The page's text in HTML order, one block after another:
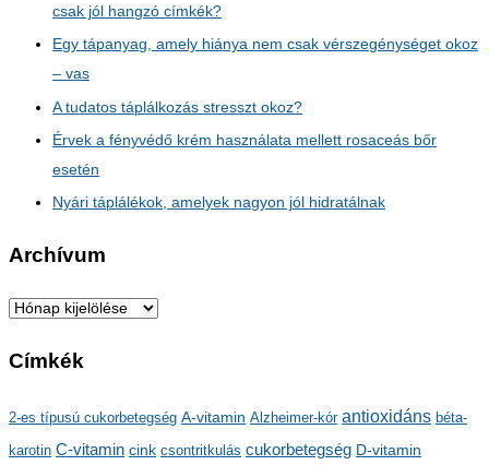
csak jól hangzó címkék?
Egy tápanyag, amely hiánya nem csak vérszegénységet okoz
– vas
A tudatos táplálkozás stresszt okoz?
Érvek a fényvédő krém használata mellett rosaceás bőr
esetén
Nyári táplálékok, amelyek nagyon jól hidratálnak
Archívum
A
c
í
v
Címkék
2-es típusú cukorbetegség A-vitamin Alzheimer-kór antioxidáns béta-
karotin C-vitamin cink csontritkulás cukorbetegség D-vitamin